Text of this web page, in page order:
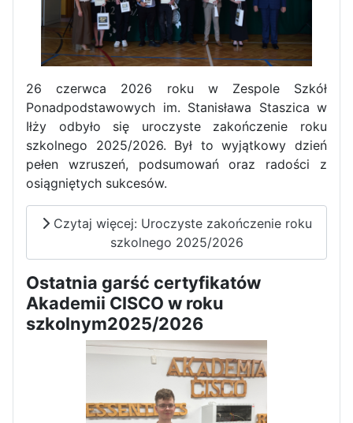
Zawody Sportowo – Obronne
klas OPW
Apel z okazji 235-tej rocznicy
uchwalenia Konstytucji 3 Maja
Dni Otwarte w „Staszicu” za
26 czerwca 2026 roku w Zespole Szkół
Ponadpodstawowych im. Stanisława Staszica w
Iłży odbyło się uroczyste zakończenie roku
szkolnego 2025/2026. Był to wyjątkowy dzień
pełen wzruszeń, podsumowań oraz radości z
osiągniętych sukcesów.
Czytaj więcej: Uroczyste zakończenie roku
szkolnego 2025/2026
Ostatnia garść certyfikatów
Akademii CISCO w roku
szkolnym2025/2026